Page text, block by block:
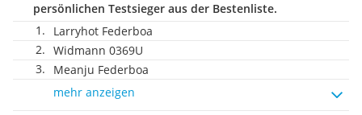
persönlichen Testsieger aus der Bestenliste.
Larryhot Federboa
Widmann 0369U
Meanju Federboa
mehr anzeigen